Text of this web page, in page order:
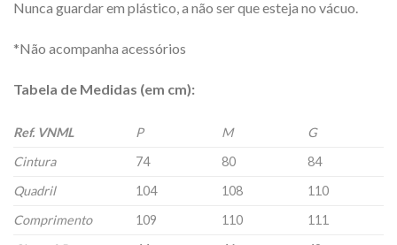
Nunca guardar em plástico, a não ser que esteja no vácuo.
*Não acompanha acessórios
Tabela de Medidas (em cm):
Ref. VNML P M
G
Cintura
74 80
84
Quadril
104 108
110
Comprimento
109 110
111